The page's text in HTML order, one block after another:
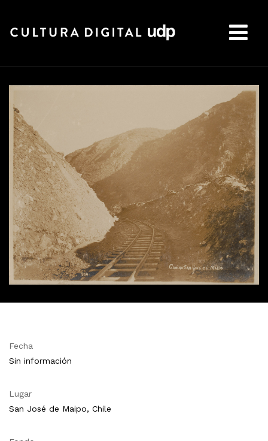
Fecha
Sin información
Lugar
San José de Maipo, Chile